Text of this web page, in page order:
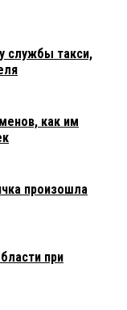
службы такси,
как им
произошла
при